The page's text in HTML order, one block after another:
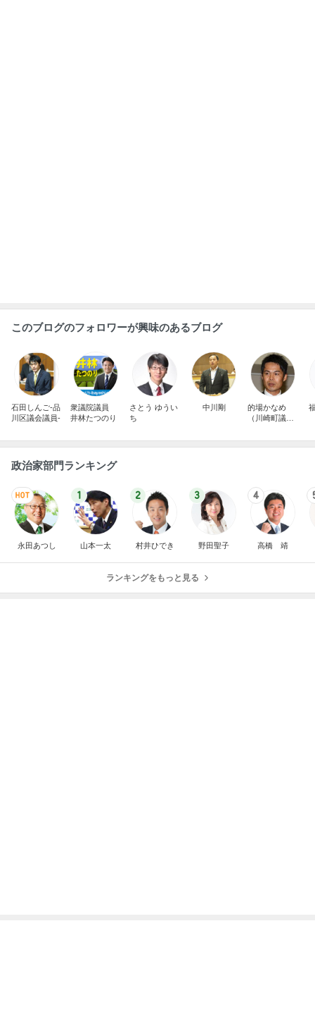
このブログのフォロワーが興味のあるブログ
石田しんご-品
川区議会議員-
衆議院議員
井林たつのり
さとう ゆうい
ち
中川剛
的場かなめ
（川崎町議会
政治家部門ランキング
永田あつし
1
山本一太
2
村井ひでき
3
野田聖子
4
高橋 靖
ランキングをもっと見る